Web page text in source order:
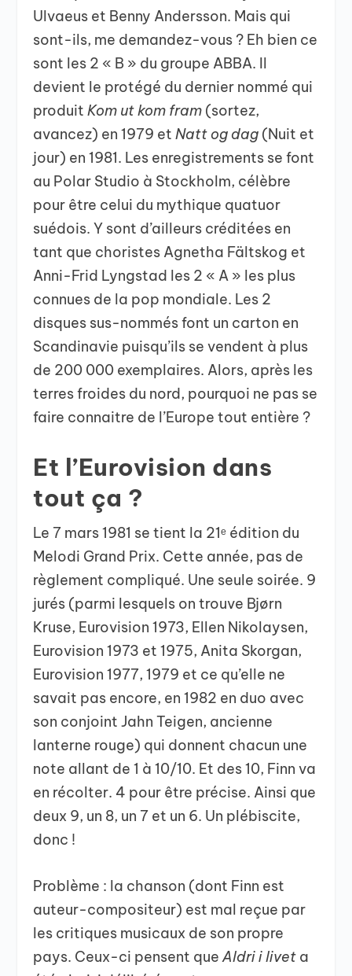
Ulvaeus et Benny Andersson. Mais qui
sont-ils, me demandez-vous ? Eh bien ce
sont les 2 « B » du groupe ABBA. Il
devient le protégé du dernier nommé qui
produitKom ut kom fram (sortez,
avancez) en 1979 etNatt og dag (Nuit et
jour) en 1981. Les enregistrements se font
au Polar Studio à Stockholm, célèbre
pour être celui du mythique quatuor
suédois. Y sont d’ailleurs créditées en
tant que choristes Agnetha Fältskog et
Anni-Frid Lyngstad les 2 « A » les plus
connues de la pop mondiale. Les 2
disques sus-nommés font un carton en
Scandinavie puisqu’ils se vendent à plus
de 200 000 exemplaires. Alors, après les
terres froides du nord, pourquoi ne pas se
faire connaitre de l’Europe tout entière ?
Et l’Eurovision dans
tout ça ?
Le 7 mars 1981 se tient la 21ᵉ édition du
Melodi Grand Prix. Cette année, pas de
règlement compliqué. Une seule soirée. 9
jurés (parmi lesquels on trouve Bjørn
Kruse, Eurovision 1973, Ellen Nikolaysen,
Eurovision 1973 et 1975, Anita Skorgan,
Eurovision 1977, 1979 et ce qu’elle ne
savait pas encore, en 1982 en duo avec
son conjoint Jahn Teigen, ancienne
lanterne rouge) qui donnent chacun une
note allant de 1 à 10/10. Et des 10, Finn va
en récolter. 4 pour être précise. Ainsi que
deux 9, un 8, un 7 et un 6. Un plébiscite,
donc !
Problème : la chanson (dont Finn est
auteur-compositeur) est mal reçue par
les critiques musicaux de son propre
pays. Ceux-ci pensent queAldri i livet a